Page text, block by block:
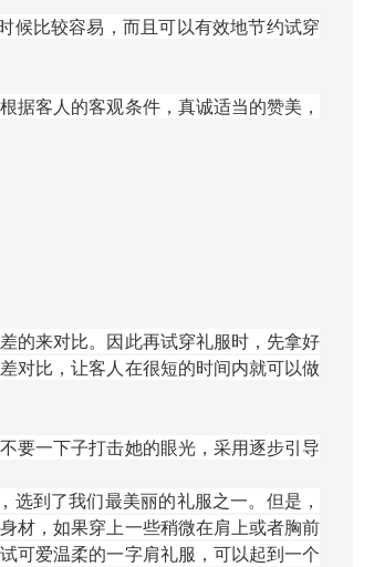
候比较容易，而且可以有效地节约试穿
据客人的客观条件，真诚适当的赞美，
的来对比。因此再试穿礼服时，先拿好
对比，让客人在很短的时间内就可以做
要一下子打击她的眼光，采用逐步引导
到了我们最美丽的礼服之一。但是，
材，如果穿上一些稍微在肩上或者胸前
可爱温柔的一字肩礼服，可以起到一个